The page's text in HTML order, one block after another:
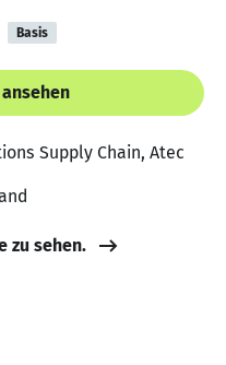
Basis
Supply Chain, Atec
zu sehen.